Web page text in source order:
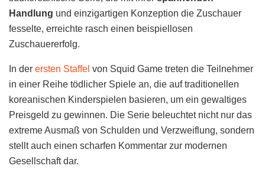
Handlung und einzigartigen Konzeption die Zuschauer
fesselte, erreichte rasch einen beispiellosen
Zuschauererfolg.
In der ersten Staffel von Squid Game treten die Teilnehmer
in einer Reihe tödlicher Spiele an, die auf traditionellen
koreanischen Kinderspielen basieren, um ein gewaltiges
Preisgeld zu gewinnen. Die Serie beleuchtet nicht nur das
extreme Ausmaß von Schulden und Verzweiflung, sondern
stellt auch einen scharfen Kommentar zur modernen
Gesellschaft dar.